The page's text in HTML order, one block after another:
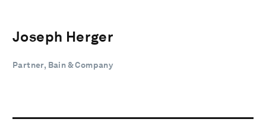
Joseph Herger
Partner, Bain & Company